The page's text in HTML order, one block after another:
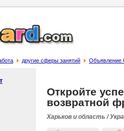
другие сферы занятий Объявление
Откройте
возвратной
Харьков и область /